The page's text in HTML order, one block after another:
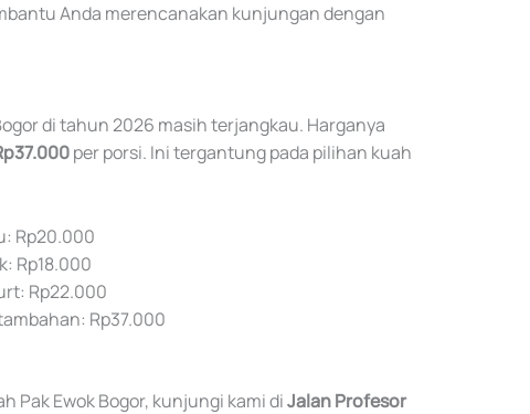
Anda merencanakan kunjungan dengan
di tahun 2026 masih terjangkau. Harganya
per porsi. Ini tergantung pada pilihan kuah
Rp20.000
Rp18.000
Rp22.000
Rp37.000
Pak Ewok Bogor, kunjungi kami diJalan Profesor